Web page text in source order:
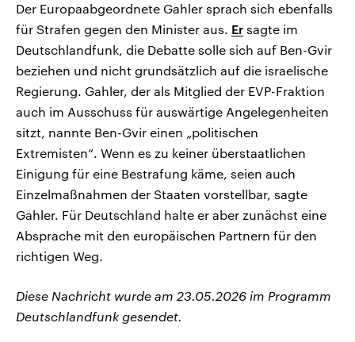
Der Europaabgeordnete Gahler sprach sich ebenfalls
für Strafen gegen den Minister aus. Er sagte im
Deutschlandfunk, die Debatte solle sich auf Ben-Gvir
beziehen und nicht grundsätzlich auf die israelische
Regierung. Gahler, der als Mitglied der EVP-Fraktion
auch im Ausschuss für auswärtige Angelegenheiten
sitzt, nannte Ben-Gvir einen „politischen
Extremisten“. Wenn es zu keiner überstaatlichen
Einigung für eine Bestrafung käme, seien auch
Einzelmaßnahmen der Staaten vorstellbar, sagte
Gahler. Für Deutschland halte er aber zunächst eine
Absprache mit den europäischen Partnern für den
richtigen Weg.
Diese Nachricht wurde am 23.05.2026 im Programm
Deutschlandfunk gesendet.